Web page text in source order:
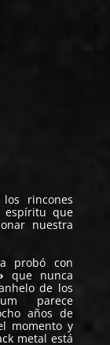
los rincones
espíritu que
nuestra
probó con
que nunca
de los
parece
años de
momento y
metal está